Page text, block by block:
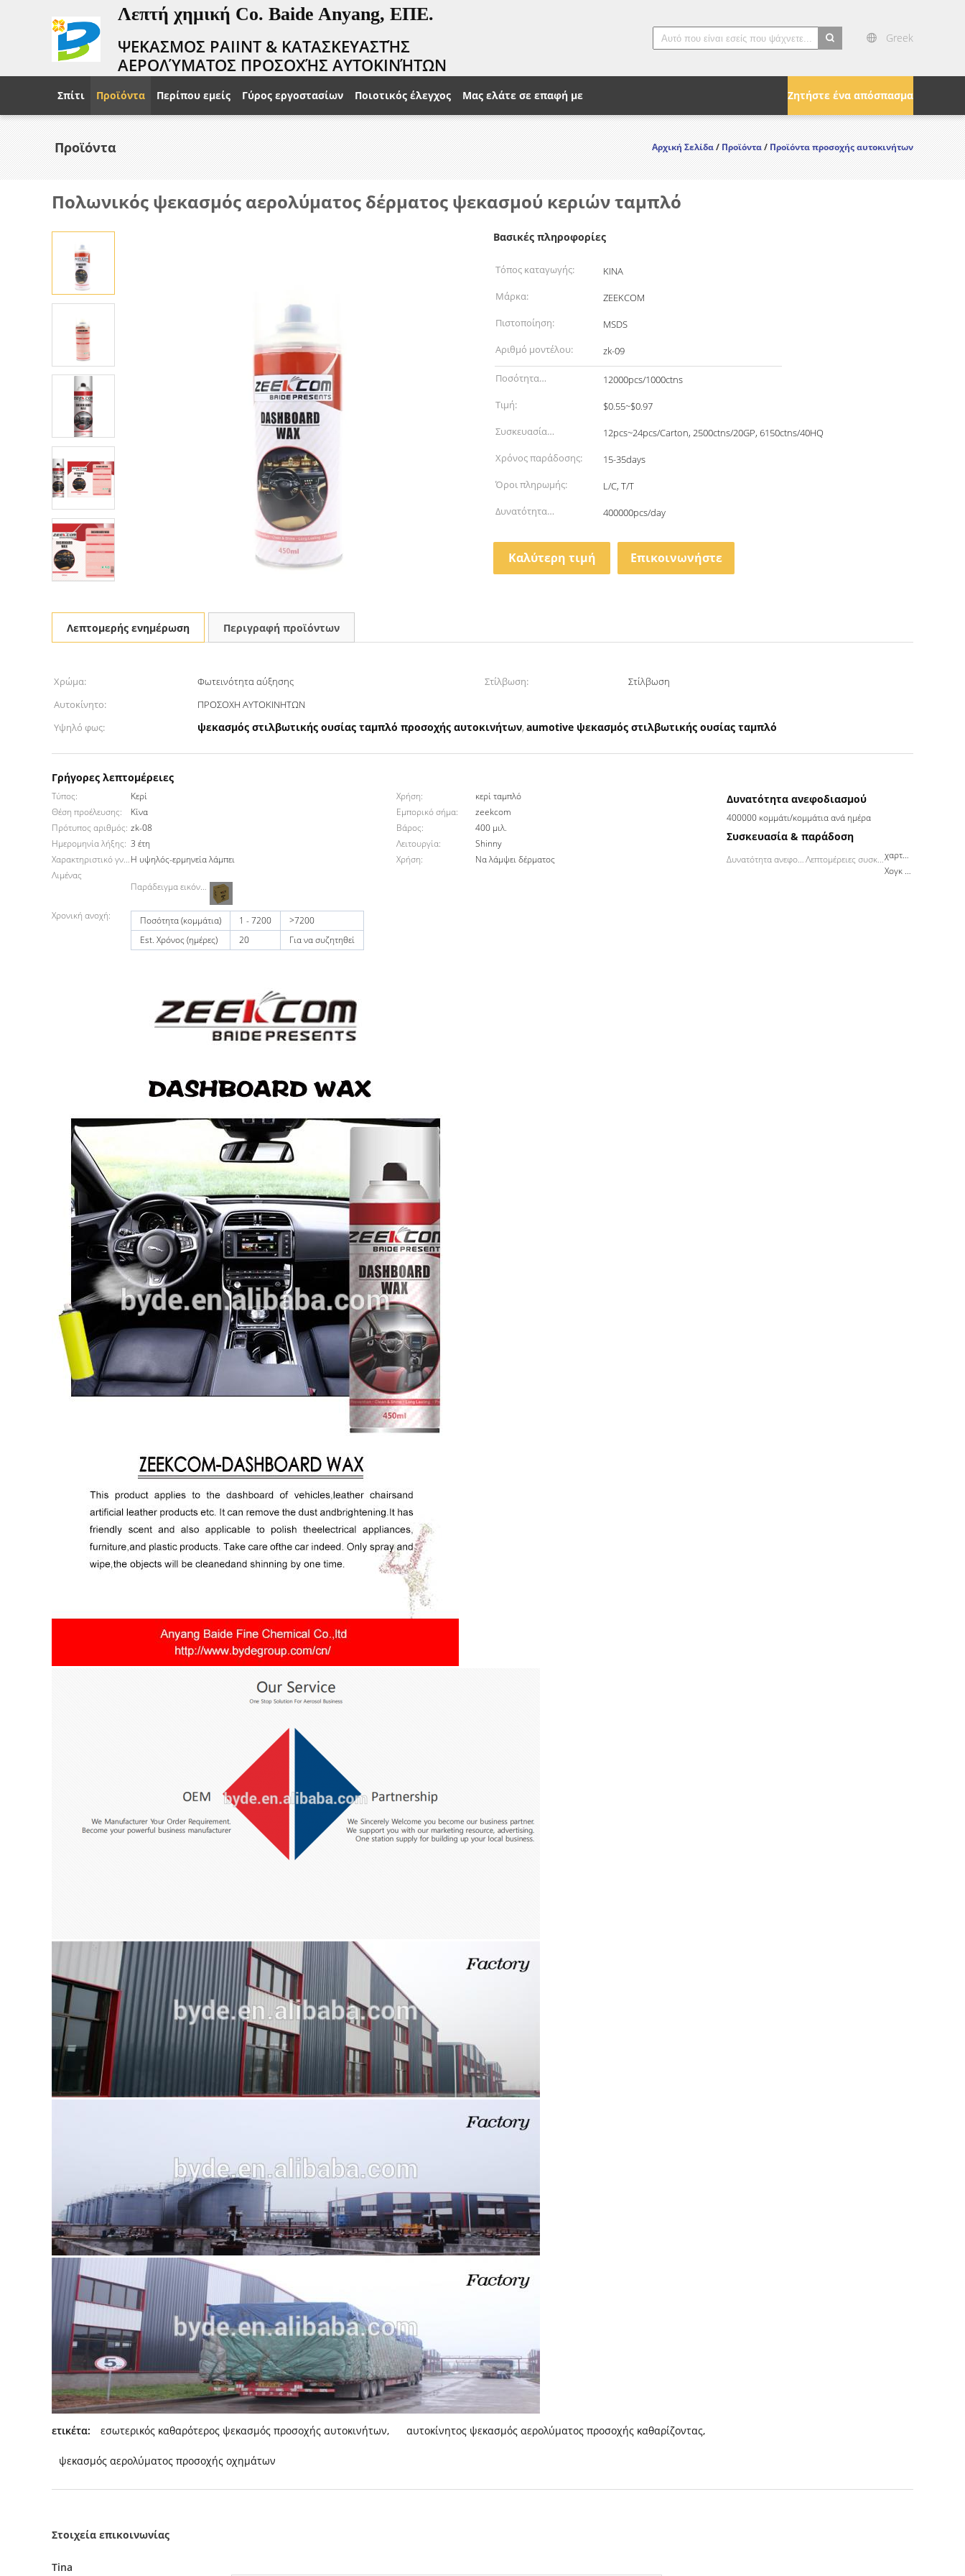
Λεπτή χημική Co. Baide Anyang, ΕΠΕ.
ΨΕΚΑΣΜΟΣ PAIINT & ΚΑΤΑΣΚΕΥΑΣΤΉΣ
ΑΕΡΟΛΎΜΑΤΟΣ ΠΡΟΣΟΧΉΣ ΑΥΤΟΚΙΝΉΤΩΝ
Greek
Ζητήστε ένα απόσπασμα
Σπίτι Προϊόντα Περίπου εμείς Γύρος εργοστασίων Ποιοτικός έλεγχος Μας ελάτε σε επαφή με
Προϊόντα Αρχική Σελίδα/Προϊόντα/Προϊόντα προσοχής αυτοκινήτων
Πολωνικός ψεκασμός αερολύματος δέρματος ψεκασμού κεριών ταμπλό
Βασικές πληροφορίες
Τόπος καταγωγής:
ΚΙΝΑ
Μάρκα:
ZEEKCOM
Πιστοποίηση:
MSDS
Αριθμό μοντέλου:
zk-09
Ποσότητα
παραγγελίας min:
12000pcs/1000ctns
Τιμή:
$0.55~$0.97
Συσκευασία
λεπτομέρειες:
12pcs~24pcs/Carton, 2500ctns/20GP, 6150ctns/40HQ
Χρόνος παράδοσης:
15-35days
Όροι πληρωμής:
L/C, T/T
Δυνατότητα
400000pcs/day
Καλύτερη τιμή Επικοινωνήστε
Λεπτομερής ενημέρωση Περιγραφή προϊόντων
Χρώμα: Φωτεινότητα αύξησης Στίλβωση:
Στίλβωση
Αυτοκίνητο:
ΠΡΟΣΟΧΗ ΑΥΤΟΚΙΝΗΤΩΝ
Υψηλό φως:
ψεκασμός στιλβωτικής ουσίας ταμπλό προσοχής αυτοκινήτων, aumotive ψεκασμός στιλβωτικής ουσίας ταμπλό
Γρήγορες λεπτομέρειες
Τύπος: Κερί Χρήση:
κερί ταμπλό
Θέση προέλευσης:
Κίνα Εμπορικό σήμα:
zeekcom
Πρότυπος αριθμός: zk-08 Βάρος:
400 μιλ.
Ημερομηνία λήξης: 3 έτη Λειτουργία:
Shinny
Χαρακτηριστικό γνώρισμα:Η υψηλός-ερμηνεία λάμπει Χρήση: Να λάμψει δέρματος
Δυνατότητα ανεφοδιασμού
Δυνατότητα ανεφοδιασμού:
400000 κομμάτι/κομμάτια ανά ημέρα
Συσκευασία & παράδοση
Λεπτομέρειες συσκευασίας
χαρτοκιβώτιο
Λιμένας
Χογκ Κογκ
Παράδειγμα εικόνων:
Χρονική ανοχή: Ποσότητα (κομμάτια) 1 - 7200
>7200
Est. Χρόνος (ημέρες)
20 Για να συζητηθεί
ετικέτα: εσωτερικός καθαρότερος ψεκασμός προσοχής αυτοκινήτων, αυτοκίνητος ψεκασμός αερολύματος προσοχής καθαρίζοντας,
ψεκασμός αερολύματος προσοχής οχημάτων
Στοιχεία επικοινωνίας
Tina